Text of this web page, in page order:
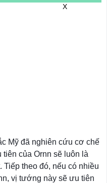
X
Mỹ đã nghiên cứu cơ chế
của Ornn sẽ luôn là
theo đó, nếu có nhiều
vị tướng này sẽ ưu tiên